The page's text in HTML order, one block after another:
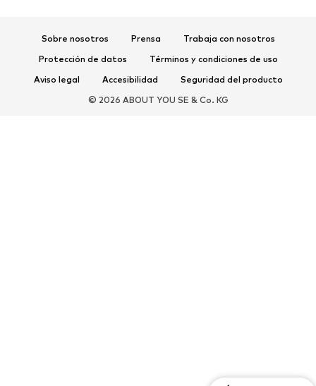
Complementos deportivos
COMPLEMENTOS
Sobre nosotros Prensa
Trabaja con nosotros
Protección de datos
Términos y condiciones de uso
Aviso legal
Accesibilidad
Seguridad del producto
© 2026 ABOUT YOU SE & Co. KG